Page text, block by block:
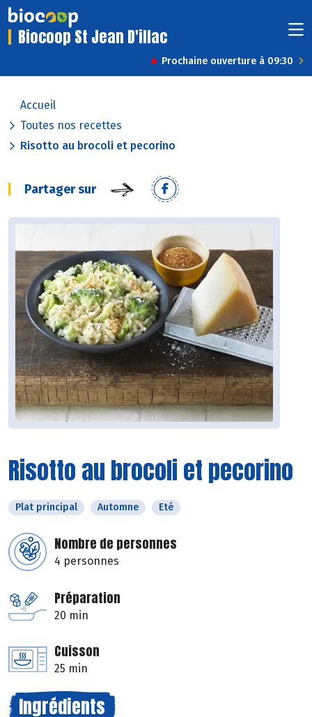
Biocoop St Jean D'illac
Prochaine ouverture à 09:30
Accueil
Toutes nos recettes
Risotto au brocoli et pecorino
Partager sur
Risotto au brocoli et pecorino
Plat principal Automne Eté
Nombre de personnes
4 personnes
Préparation
20 min
Cuisson
25 min
Ingrédients